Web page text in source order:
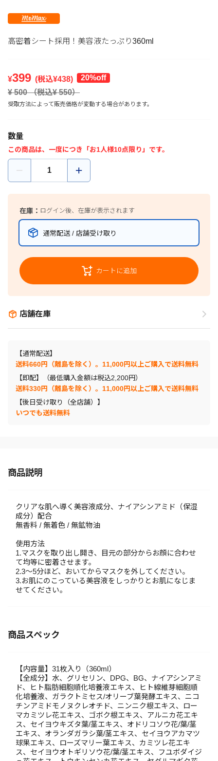
高密着シート採用！美容液たっぷり360ml
¥399 (税込¥438)
20%off
¥ 500（税込¥550）
受取方法によって販売価格が変動する場合があります。
数量
この商品は、一度につき「お1人様10点限り」です。
在庫： ログイン後、在庫が表示されます
通常配送 / 店舗受け取り
カートに追加
店舗在庫
【通常配送】
送料660円（離島を除く）。11,000円以上ご購入で送料無料
【即配】（最低購入金額は税込2,200円）
送料330円（離島を除く）。11,000円以上ご購入で送料無料
【後日受け取り（全店舗）】
いつでも送料無料
商品説明
クリアな肌へ導く美容液成分、ナイアシンアミド（保湿
成分）配合
無香料 / 無着色 / 無鉱物油
使用方法
1.マスクを取り出し開き、目元の部分からお顔に合わせ
て均等に密着させます。
2.3～5分ほど、おいてからマスクを外してください。
3.お肌にのこっている美容液をしっかりとお肌になじま
せてください。
商品スペック
【内容量】31枚入り（360ml）
【全成分】水、グリセリン、DPG、BG、ナイアシンアミ
ド、ヒト脂肪細胞順化培養液エキス、ヒト線維芽細胞順
化培養液、ガラクトミセス/オリーブ葉発酵エキス、ニコ
チンアミドモノヌクレオチド、ニンニク根エキス、ロー
マカミツレ花エキス、ゴボク根エキス、アルニカ花エキ
ス、セイヨウキズタ葉/茎エキス、オドリコソウ花/葉/茎
エキス、オランダガラシ葉/茎エキス、セイヨウアカマツ
球果エキス、ローズマリー葉エキス、カミツレ花エキ
ス、セイヨウオトギリソウ花/葉/茎エキス、フユボダイジ